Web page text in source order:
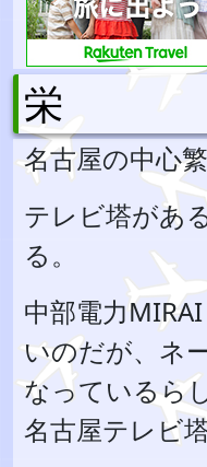
栄
名古屋の中心繁
テレビ塔があ
る。
中部電力
いのだが、ネ
なっているら
名古屋テレビ